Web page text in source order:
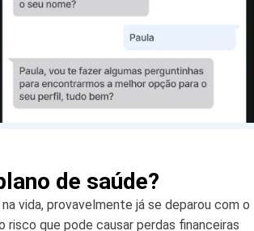
de saúde?
vida, provavelmente já se deparou com o
risco que pode causar perdas financeiras